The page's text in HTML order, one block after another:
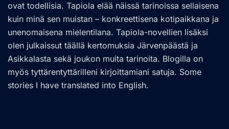
ovat todellisia. Tapiola elää näissä tarinoissa sellaisena
kuin minä sen muistan – konkreettisena kotipaikkana ja
unenomaisena mielentilana. Tapiola-novellien lisäksi
olen julkaissut täällä kertomuksia Järvenpäästä ja
Asikkalasta sekä joukon muita tarinoita. Blogilla on
myös tyttärentyttärilleni kirjoittamiani satuja. Some
stories I have translated into English.